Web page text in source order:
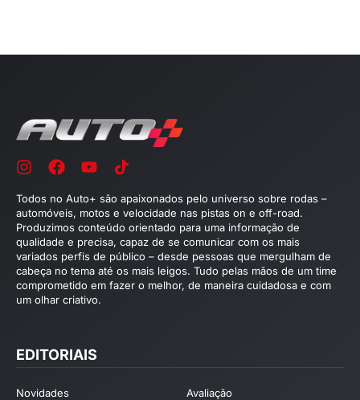
Todos no Auto+ são apaixonados pelo universo sobre rodas –
automóveis, motos e velocidade nas pistas on e off-road.
Produzimos conteúdo orientado para uma informação de
qualidade e precisa, capaz de se comunicar com os mais
variados perfis de público – desde pessoas que mergulham de
cabeça no tema até os mais leigos. Tudo pelas mãos de um time
comprometido em fazer o melhor, de maneira cuidadosa e com
um olhar criativo.
EDITORIAIS
Novidades
Avaliação